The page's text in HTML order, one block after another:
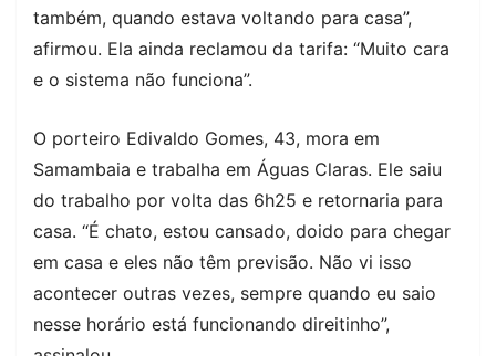
também, quando estava voltando para casa”,
afirmou. Ela ainda reclamou da tarifa: “Muito cara
e o sistema não funciona”.
O porteiro Edivaldo Gomes, 43, mora em
Samambaia e trabalha em Águas Claras. Ele saiu
do trabalho por volta das 6h25 e retornaria para
casa. “É chato, estou cansado, doido para chegar
em casa e eles não têm previsão. Não vi isso
acontecer outras vezes, sempre quando eu saio
nesse horário está funcionando direitinho”,